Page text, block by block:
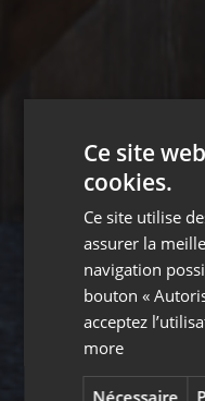
Ce site
cookies.
Ce site utilise
assurer la
navigation
bouton «
acceptez
more
Nécessaire